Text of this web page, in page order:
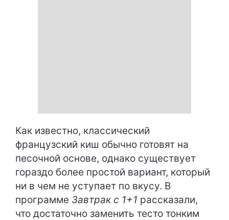
Как известно, классический
французский киш обычно готовят на
песочной основе, однако существует
гораздо более простой вариант, который
ни в чем не уступает по вкусу. В
программе Завтрак с 1+1 рассказали,
что достаточно заменить тесто тонким